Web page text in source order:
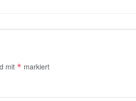
mit * markiert